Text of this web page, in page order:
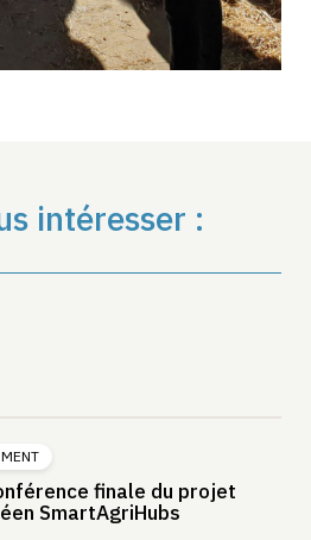
intéresser :
finale du projet
SmartAgriHubs